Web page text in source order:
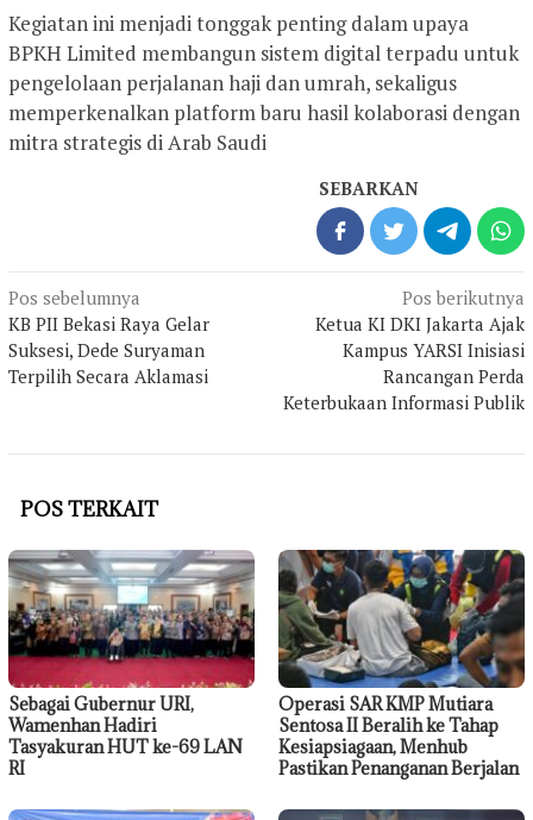
Kegiatan ini menjadi tonggak penting dalam upaya
BPKH Limited membangun sistem digital terpadu untuk
pengelolaan perjalanan haji dan umrah, sekaligus
memperkenalkan platform baru hasil kolaborasi dengan
mitra strategis di Arab Saudi
SEBARKAN
Navigasi
pos
Pos sebelumnya
KB PII Bekasi Raya Gelar
Suksesi, Dede Suryaman
Terpilih Secara Aklamasi
Pos berikutnya
Ketua KI DKI Jakarta Ajak
Kampus YARSI Inisiasi
Rancangan Perda
Keterbukaan Informasi Publik
POS TERKAIT
Sebagai Gubernur URI,
Wamenhan Hadiri
Tasyakuran HUT ke-69 LAN
RI
Operasi SAR KMP Mutiara
Sentosa II Beralih ke Tahap
Kesiapsiagaan, Menhub
Pastikan Penanganan Berjalan